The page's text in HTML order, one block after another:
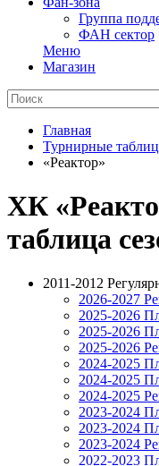
Группа
ФАН сектор
Меню
Магазин
Главная
Турнирные
«Реактор»
ХК
таблица
2011-2012
2026-2027
2025-2026
2025-2026
2025-2026
2024-2025
2024-2025
2024-2025
2023-2024
2023-2024
2023-2024
2022-2023